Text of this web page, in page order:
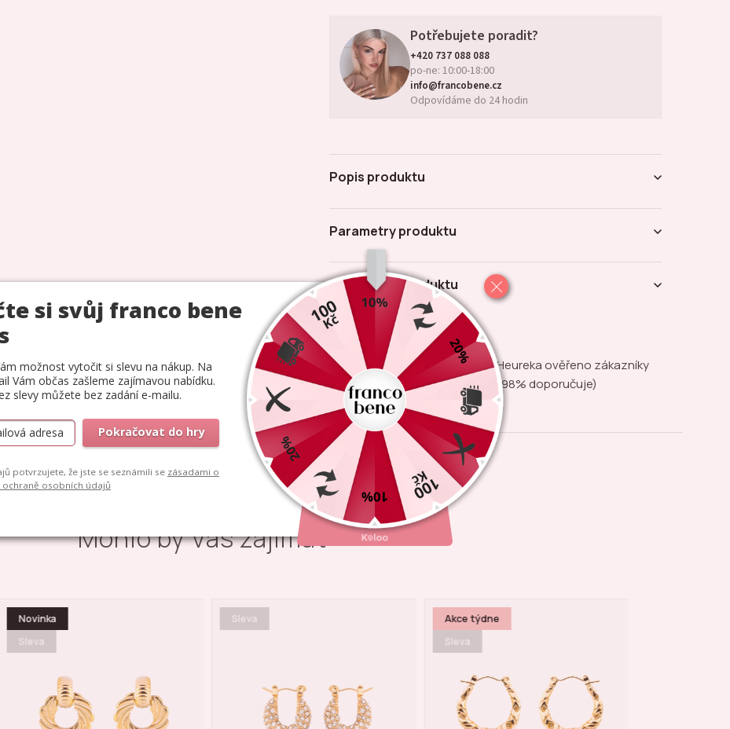
Potřebujete poradit?
+420 737 088 088
po-ne: 10:00-18:00
info@francobene.cz
Odpovídáme do 24 hodin
Popis produktu
Parametry produktu
Hodnocení produktu
Voděodolné hypoalergenní
šperky
Kamenná prodejna
v centru Prahy
Heureka ověřeno zákazníky
(98% doporučuje)
Mohlo by Vás zajímat
Novinka
Sleva
Sleva
Akce týdne
Sleva